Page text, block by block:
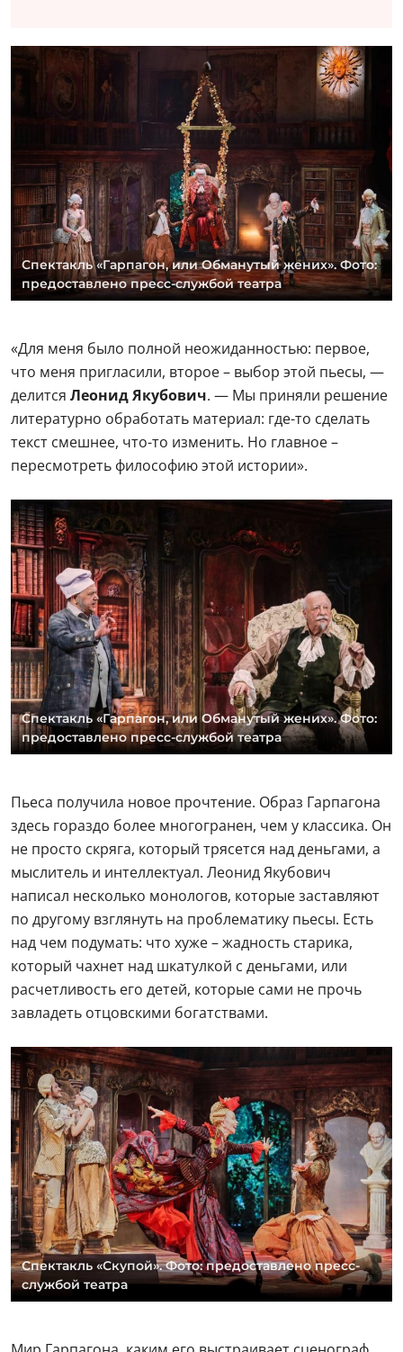
Спектакль «Гарпагон, или Обманутый жених». Фото:
предоставлено пресс-службой театра
«Для меня было полной неожиданностью: первое,
что меня пригласили, второе – выбор этой пьесы, —
делится Леонид Якубович. — Мы приняли решение
литературно обработать материал: где-то сделать
текст смешнее, что-то изменить. Но главное –
пересмотреть философию этой истории».
Спектакль «Гарпагон, или Обманутый жених». Фото:
предоставлено пресс-службой театра
Пьеса получила новое прочтение. Образ Гарпагона
здесь гораздо более многогранен, чем у классика. Он
не просто скряга, который трясется над деньгами, а
мыслитель и интеллектуал. Леонид Якубович
написал несколько монологов, которые заставляют
по другому взглянуть на проблематику пьесы. Есть
над чем подумать: что хуже – жадность старика,
который чахнет над шкатулкой с деньгами, или
расчетливость его детей, которые сами не прочь
завладеть отцовскими богатствами.
Спектакль «Скупой». Фото: предоставлено пресс-
службой театра